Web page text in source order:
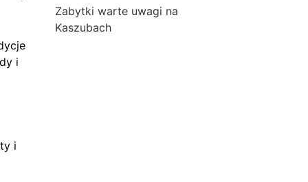
i
i
Zabytki warte uwagi na
Kaszubach